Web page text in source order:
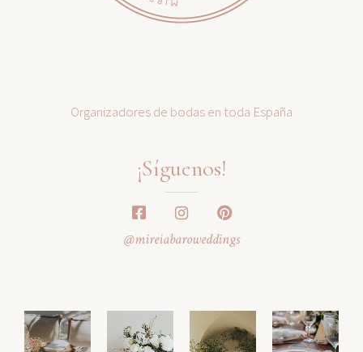
Organizadores de bodas en toda España
¡Síguenos!
@mireiabaroweddings